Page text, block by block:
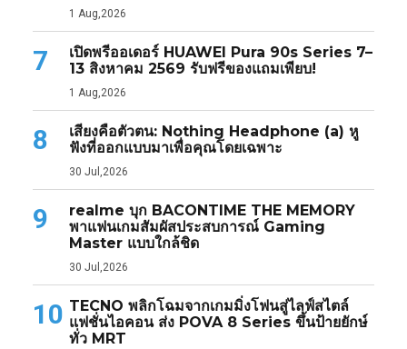
1 Aug,2026
7
เปิดพรีออเดอร์ HUAWEI Pura 90s Series 7–
13 สิงหาคม 2569 รับฟรีของแถมเพียบ!
1 Aug,2026
8
เสียงคือตัวตน: Nothing Headphone (a) หู
ฟังที่ออกแบบมาเพื่อคุณโดยเฉพาะ
30 Jul,2026
9
realme บุก BACONTIME THE MEMORY
พาแฟนเกมสัมผัสประสบการณ์ Gaming
Master แบบใกล้ชิด
30 Jul,2026
10 TECNO พลิกโฉมจากเกมมิ่งโฟนสู่ไลฟ์สไตล์
แฟชั่นไอคอน ส่ง POVA 8 Series ขึ้นป้ายยักษ์
ทั่ว MRT